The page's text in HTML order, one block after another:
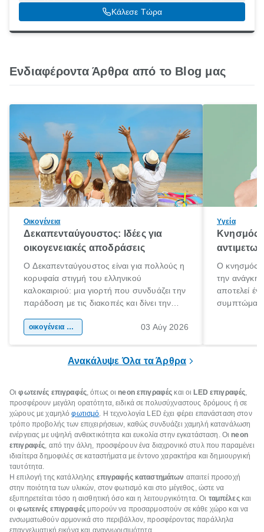
Λάρισα, 41222
Κάλεσε Τώρα
Ενδιαφέροντα Άρθρα από το Blog μας
Οικογένεια
Δεκαπενταύγουστος: Ιδέες για
οικογενειακές αποδράσεις
Ο Δεκαπενταύγουστος είναι για πολλούς η
κορυφαία στιγμή του ελληνικού
καλοκαιριού: μια γιορτή που συνδυάζει την
παράδοση με τις διακοπές και δίνει την
χώρας. Είτε πρόκειται για λίγες μέρες
οικογένεια & παιδί 03 Αύγ 2026
Υγεία
Κνησμός:
Ο κνησμός
την ανάγκη
αποτελεί
Ανακάλυψε Όλα τα Άρθρα
Οιφωτεινές επιγραφές, όπως οιneon επιγραφές και οι LED επιγραφές,
προσφέρουν μεγάλη ορατότητα, ειδικά σε πολυσύχναστους δρόμους ή σε
χώρους με χαμηλόφωτισμό. Η τεχνολογία LED έχει φέρει επανάσταση στον
τρόπο προβολής των επιχειρήσεων, καθώς συνδυάζει χαμηλή κατανάλωση
ενέργειας με υψηλή ανθεκτικότητα και ευκολία στην εγκατάσταση. Οιneon
επιγραφές, από την άλλη, προσφέρουν ένα διαχρονικό στυλ που παραμένει
ιδιαίτερα δημοφιλές σε καταστήματα με έντονο χαρακτήρα και δημιουργική
ταυτότητα.
Η επιλογή της κατάλληλης επιγραφής καταστημάτων απαιτεί προσοχή
στην ποιότητα των υλικών, στον φωτισμό και στο μέγεθος, ώστε να
εξυπηρετείται τόσο η αισθητική όσο και η λειτουργικότητα. Οι ταμπέλεςκαι
οιφωτεινές επιγραφέςμπορούν να προσαρμοστούν σε κάθε χώρο και να
ενσωματωθούν αρμονικά στο περιβάλλον, προσφέροντας παράλληλα
επαγγελματική εικόνα και αναγνωρισιμότητα.